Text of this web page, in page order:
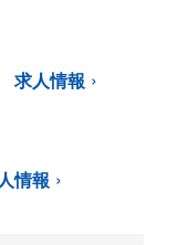
求人情報
情報